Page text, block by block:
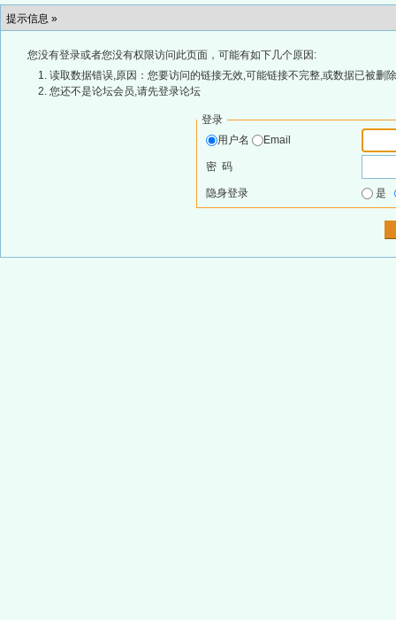
提示信息 »
您没有登录或者您没有权限访问此页面，可能有如下几个原因:
读取数据错误,原因：您要访问的链接无效,可能链接不完整,或数据已被删
您还不是论坛会员,请先登录论坛
登录
用户名
Email
密 码
隐身登录 是